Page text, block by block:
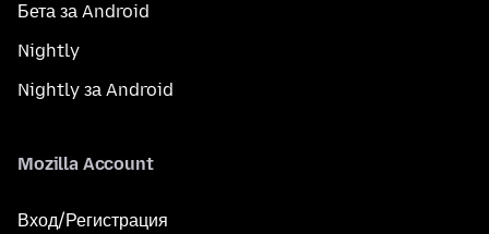
Бета за Android
Nightly
Nightly за Android
Mozilla Account
Вход/Регистрация